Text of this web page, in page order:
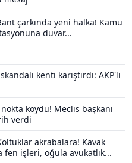
çarkında yeni halka! Kamu
duvar...
kenti karıştırdı: AKP'li
koydu! Meclis başkanı
verdi
akrabalara! Kavak
fen işleri, oğula avukatlık...